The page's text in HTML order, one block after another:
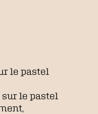
le pastel
sur le pastel